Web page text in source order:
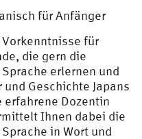
für Anfänger
für
die gern die
erlernen und
Geschichte Japans
erfahrene Dozentin
Ihnen dabei die
in Wort und